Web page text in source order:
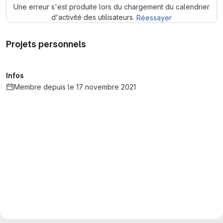
Une erreur s'est produite lors du chargement du calendrier
d'activité des utilisateurs. Réessayer
Projets personnels
Infos
Membre depuis le 17 novembre 2021